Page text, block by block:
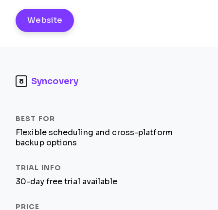
Website
8 Syncovery
Flexible scheduling and cross-platform
backup options
30-day free trial available